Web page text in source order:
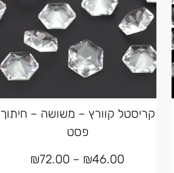
קריסטל קוורץ – משושה – חיתוך
פסט
₪46.00
–
₪72.00